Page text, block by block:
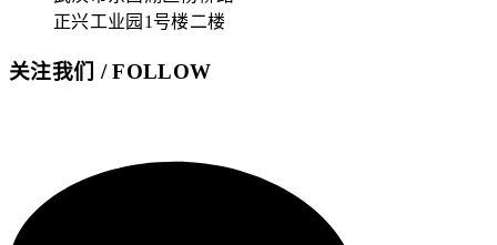
正兴工业园1号楼二楼
关注我们 / FOLLOW